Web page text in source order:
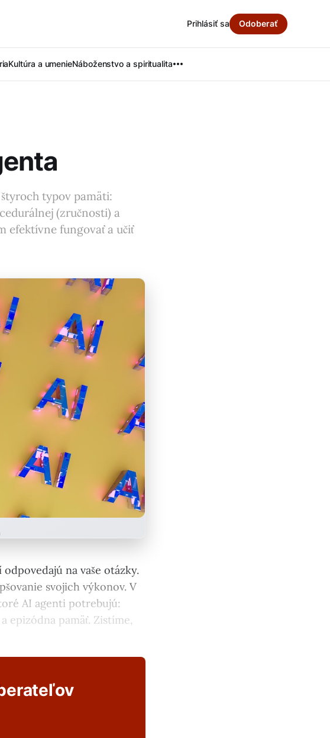
Kultúra a umenieNáboženstvo a spiritualita
Prihlásiť sa Odoberať
typov pamäti:
(zručnosti) a
efektívne fungovať a učiť
na vaše otázky.
svojich výkonov. V
AI agenti potrebujú:
epizódna pamäť. Zistíme,